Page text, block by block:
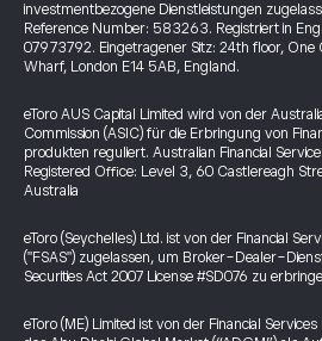
investmentbezogene Dienstleistungen
Reference Number: 583263. Registriert in
07973792. Eingetragener Sitz: 24th floor, One
Wharf, London E14 5AB, England.
eToro AUS Capital Limited wird von der
Commission (ASIC) für die Erbringung von
produkten reguliert. Australian Financial
Registered Office: Level 3, 60 Castlereagh
Australia
eToro (Seychelles) Ltd. ist von der Financial
("FSAS") zugelassen, um Broker-Dealer-
Securities Act 2007 License #SD076 zu
eToro (ME) Limited ist von der Financial